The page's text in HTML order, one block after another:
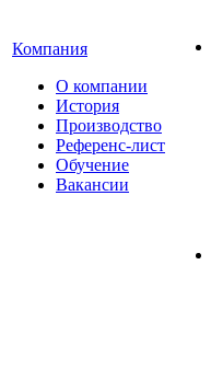
Компания
О компании
История
Производство
Референс-лист
Обучение
Вакансии